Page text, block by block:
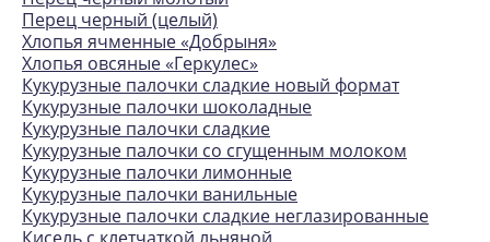
Перец черный (целый)
Хлопья ячменные «Добрыня»
Хлопья овсяные «Геркулес»
Кукурузные палочки сладкие новый формат
Кукурузные палочки шоколадные
Кукурузные палочки сладкие
Кукурузные палочки со сгущенным молоком
Кукурузные палочки лимонные
Кукурузные палочки ванильные
Кукурузные палочки сладкие неглазированные